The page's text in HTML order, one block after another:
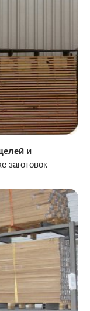
и
заготовок